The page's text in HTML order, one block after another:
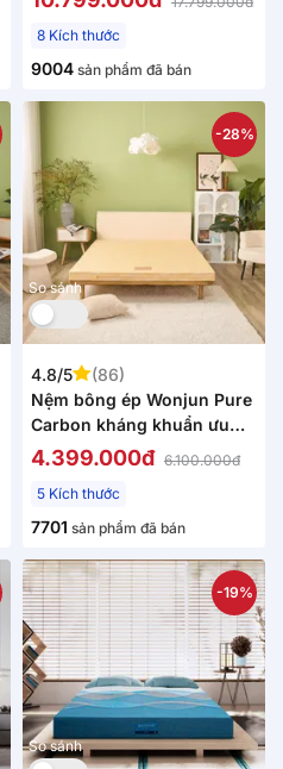
8 Kích thước
9004 sản phẩm đã bán
So sánh
-28%
4.8/5
(86)
Nệm bông ép Wonjun Pure
Carbon kháng khuẩn ưu
việt dày 10cm gấp 2
4.399.000đ 6.100.000đ
5 Kích thước
7701 sản phẩm đã bán
So sánh
-19%